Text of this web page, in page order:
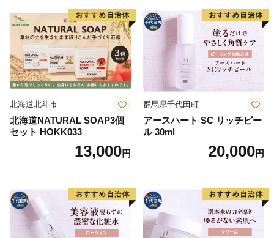
北海道北斗市
北海道NATURAL SOAP3個
セット HOKK033
13,000円
群馬県千代田町
アースハート SC リッチピー
ル 30ml
20,000円